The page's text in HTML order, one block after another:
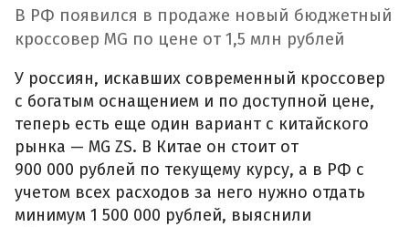
В РФ появился в продаже новый бюджетный
кроссовер MG по цене от 1,5 млн рублей
У россиян, искавших современный кроссовер
с богатым оснащением и по доступной цене,
теперь есть еще один вариант с китайского
рынка — MG ZS. В Китае он стоит от
900 000 рублей по текущему курсу, а в РФ с
учетом всех расходов за него нужно отдать
минимум 1 500 000 рублей, выяснили